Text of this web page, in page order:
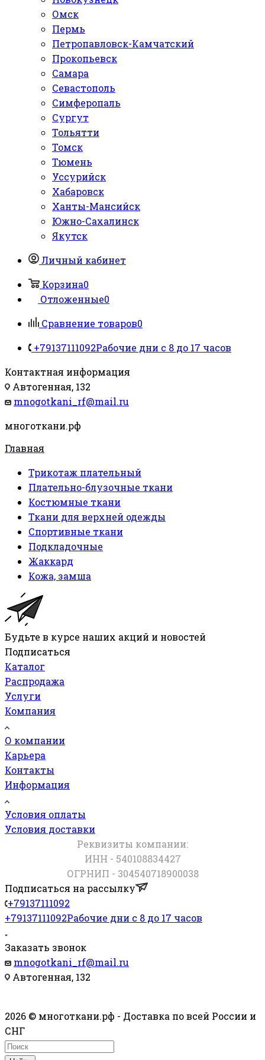
Омск
Пермь
Петропавловск-Камчатский
Прокопьевск
Самара
Севастополь
Симферопаль
Сургут
Тольятти
Томск
Тюмень
Уссурийск
Хабаровск
Ханты-Мансийск
Южно-Сахалинск
Якутск
Личный кабинет
Корзина0
Отложенные0
Сравнение товаров0
+79137111092Рабочие дни с 8 до 17 часов
Контактная информация
Автогенная, 132
mnogotkani_rf@mail.ru
многоткани.рф
Главная
Трикотаж плательный
Плательно-блузочные ткани
Костюмные ткани
Ткани для верхней одежды
Спортивные ткани
Подкладочные
Жаккард
Кожа, замша
Будьте в курсе наших акций и новостей
Подписаться
Каталог
Распродажа
Услуги
Компания
О компании
Карьера
Контакты
Информация
Условия оплаты
Условия доставки
Реквизиты компании:
ИНН - 540108834427
ОГРНИП - 304540718900038
Подписаться на рассылку
+79137111092
+79137111092Рабочие дни с 8 до 17 часов
Заказать звонок
mnogotkani_rf@mail.ru
Автогенная, 132
2026 © многоткани.рф - Доставка по всей России и
СНГ